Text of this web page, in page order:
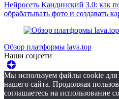
Нейросеть Кандинский 3.0: как
обрабатывать фото и создавать
Обзор платформы lava.top
Наши соцсети
Мы используем файлы cookie для
нашего сайта. Продолжая
соглашаетесь на использование